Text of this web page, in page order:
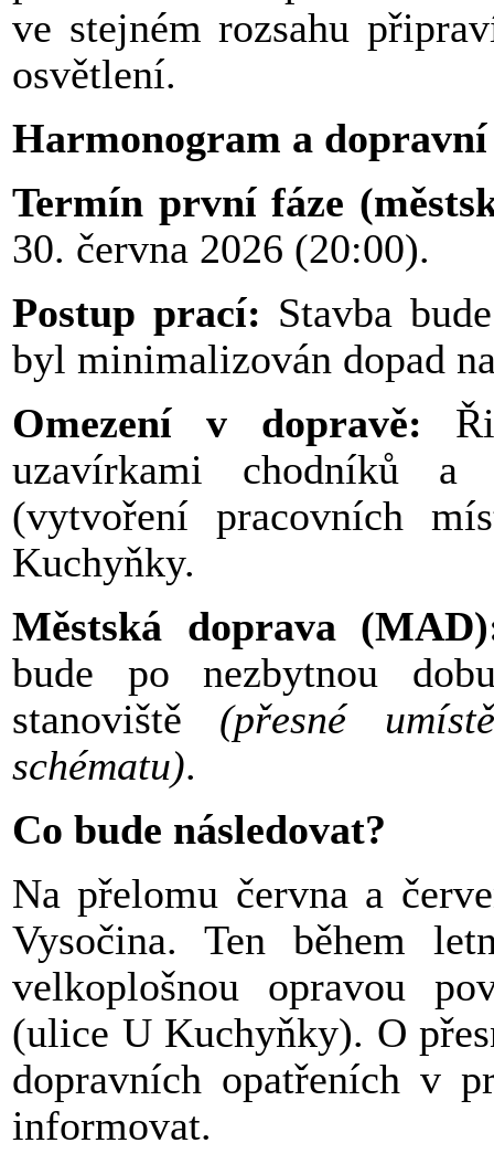
ve stejném rozsahu
osvětlení.
Harmonogram a dopravní
Termín první fáze
30. června 2026 (20:00).
Postup prací: Stavba
byl minimalizován dopad
Omezení v dopravě:
uzavírkami chodníků a
(vytvoření pracovních
Kuchyňky.
Městská doprava
bude po nezbytnou
stanoviště (přesné
schématu).
Co bude následovat?
Na přelomu června a
Vysočina. Ten během
velkoplošnou opravou
(ulice U Kuchyňky). O
dopravních opatřeních v
informovat.